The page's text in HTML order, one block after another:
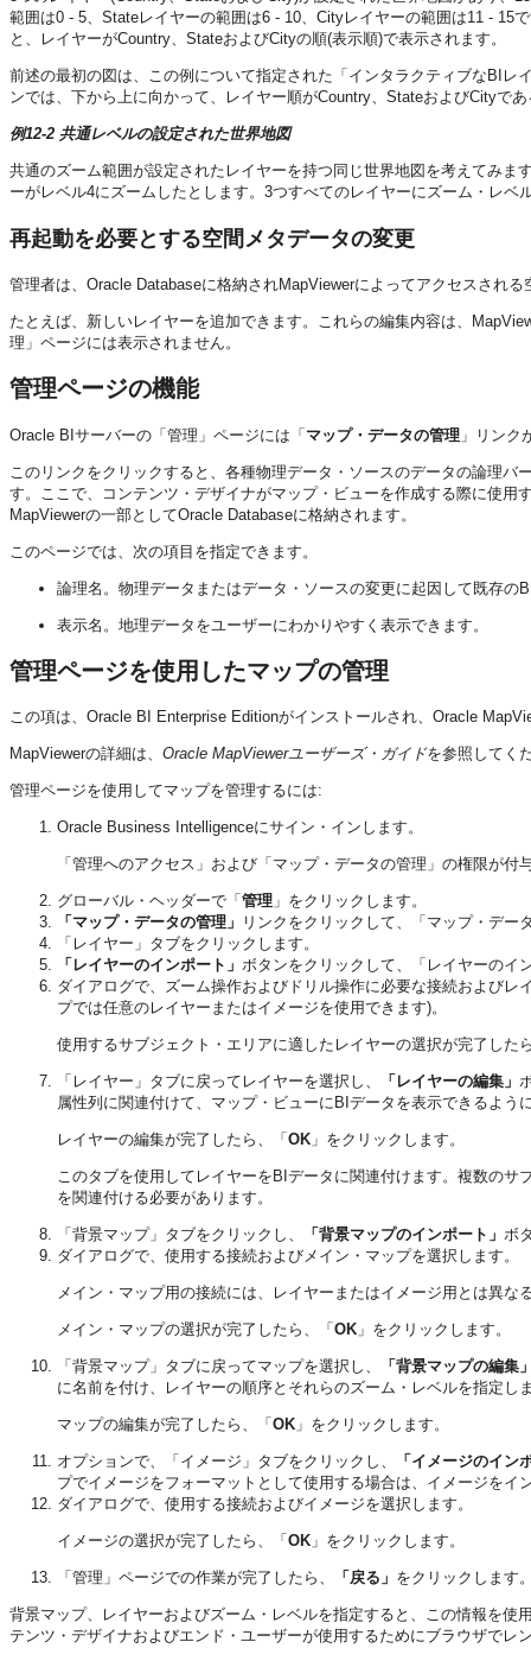
範囲は0 - 5、Stateレイヤーの範囲は6 - 10、Cityレイヤーの範囲は11 - 15
と、レイヤーがCountry、StateおよびCityの順(表示順)で表示されます。
前述の最初の図は、この例について指定された「インタラクティブなBI
ンでは、下から上に向かって、レイヤー順がCountry、StateおよびCityで
例12-2 共通レベルの設定された世界地図
共通のズーム範囲が設定されたレイヤーを持つ同じ世界地図を考えてみ
ーがレベル4にズームしたとします。3つすべてのレイヤーにズーム・レベ
再起動を必要とする空間メタデータの変更
管理者は、Oracle Databaseに格納されMapViewerによってアクセスされ
たとえば、新しいレイヤーを追加できます。これらの編集内容は、
理」ページには表示されません。
管理ページの機能
Oracle BIサーバーの「管理」ページには「マップ・データの管理 」リンク
このリンクをクリックすると、各種物理データ・ソースのデータの論理バ
す。ここで、コンテンツ・デザイナがマップ・ビューを作成する際に使
MapViewerの一部としてOracle Databaseに格納されます。
このページでは、次の項目を指定できます。
論理名。物理データまたはデータ・ソースの変更に起因して既存
表示名。地理データをユーザーにわかりやすく表示できます。
管理ページを使用したマップの管理
この項は、 Oracle BI Enterprise Editionがインストールされ、Oracle
MapViewerの詳細は、 Oracle MapViewerユーザーズ・ガイドを参照してく
管理ページを使用してマップを管理するには:
Oracle Business Intelligenceにサイン・インします。
「管理へのアクセス」および「マップ・データの管理」の権限が
グローバル・ヘッダーで「 管理 」をクリックします。
「マップ・データの管理」
リンクをクリックして、
「マップ・デー
「レイヤー」 タブをクリックします。
「レイヤーのインポート」 ボタンをクリックして、
「レイヤーのイ
ダイアログで、ズーム操作およびドリル操作に必要な接続および
プでは任意のレイヤーまたはイメージを使用できます)。
使用するサブジェクト・エリアに適したレイヤーの選択が完了した
「レイヤー」 タブに戻ってレイヤーを選択し、 「レイヤーの編集」
属性列に関連付けて、マップ・ビューにBIデータを表示できるよう
レイヤーの編集が完了したら、「 OK 」をクリックします。
このタブを使用してレイヤーをBIデータに関連付けます。複数の
を関連付ける必要があります。
「背景マップ」 タブをクリックし、 「背景マップのインポート」 ボ
ダイアログで、使用する接続およびメイン・マップを選択します。
メイン・マップ用の接続には、レイヤーまたはイメージ用とは異な
メイン・マップの選択が完了したら、「 OK 」をクリックします。
「背景マップ」 タブに戻ってマップを選択し、
「背景マップの編集
に名前を付け、レイヤーの順序とそれらのズーム・レベルを指定し
マップの編集が完了したら、「 OK 」をクリックします。
オプションで、 「イメージ」 タブをクリックし、
「イメージのイン
プでイメージをフォーマットとして使用する場合は、イメージをイ
ダイアログで、使用する接続およびイメージを選択します。
イメージの選択が完了したら、「 OK 」をクリックします。
「管理」 ページでの作業が完了したら、 「戻る」 をクリックします
背景マップ、レイヤーおよびズーム・レベルを指定すると、この情報を
テンツ・デザイナおよびエンド・ユーザーが使用するためにブラウザで